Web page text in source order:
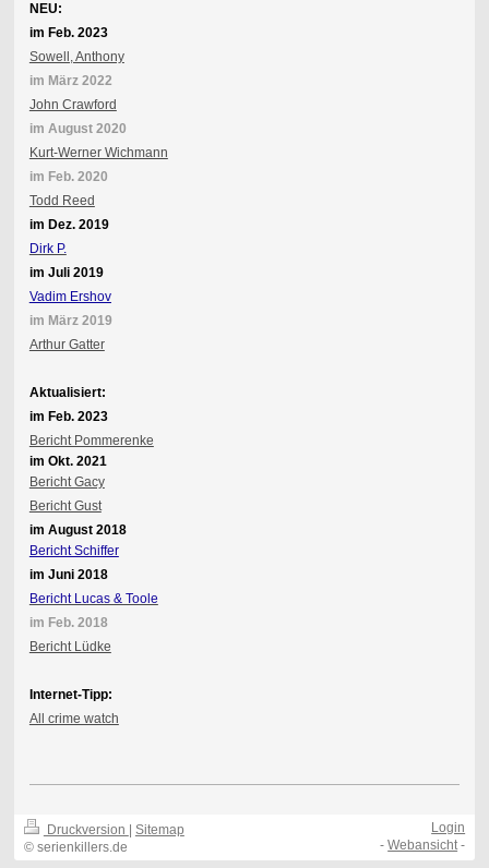
NEU:
im Feb. 2023
Sowell, Anthony
im März 2022
John Crawford
im August 2020
Kurt-Werner Wichmann
im Feb. 2020
Todd Reed
im Dez. 2019
Dirk P.
im Juli 2019
Vadim Ershov
im März 2019
Arthur Gatter
Aktualisiert:
im Feb. 2023
Bericht Pommerenke
im Okt. 2021
Bericht Gacy
Bericht Gust
im August 2018
Bericht Schiffer
im Juni 2018
Bericht Lucas & Toole
im Feb. 2018
Bericht Lüdke
Internet-Tipp:
All crime watch
Druckversion | Sitemap
© serienkillers.de
Login
-Webansicht -